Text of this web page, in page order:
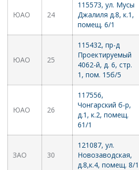
ЮАО 24
115573, ул. Мусы
Джалиля д.8, к.1,
помещ. 6/1
ЮАО 25
115432, пр-д
Проектируемый
4062-й, д. 6, стр.
1, пом. 15б/5
ЮАО 26
117556,
Чонгарский б-р,
д.1, к.2, помещ.
61/1
ЗАО 30
121087, ул.
Новозаводская,
д.8,к.4, помещ. 8/1